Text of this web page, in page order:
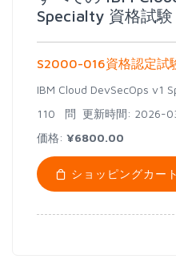
Specialty 資格試験
S2000-016資格認定試
IBM Cloud DevSecOps v1
110 問 更新時間: 2026-
価格: ¥6800.00
ショッピングカー